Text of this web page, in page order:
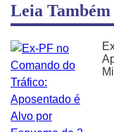
Leia Também